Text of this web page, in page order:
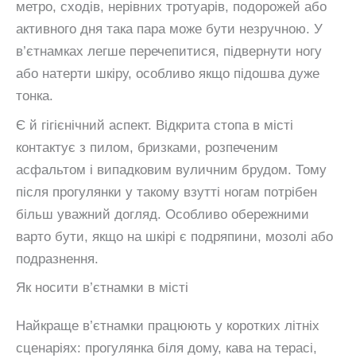
метро, сходів, нерівних тротуарів, подорожей або
активного дня така пара може бути незручною. У
в’єтнамках легше перечепитися, підвернути ногу
або натерти шкіру, особливо якщо підошва дуже
тонка.
Є й гігієнічний аспект. Відкрита стопа в місті
контактує з пилом, бризками, розпеченим
асфальтом і випадковим вуличним брудом. Тому
після прогулянки у такому взутті ногам потрібен
більш уважний догляд. Особливо обережними
варто бути, якщо на шкірі є подряпини, мозолі або
подразнення.
Як носити в’єтнамки в місті
Найкраще в’єтнамки працюють у коротких літніх
сценаріях: прогулянка біля дому, кава на терасі,